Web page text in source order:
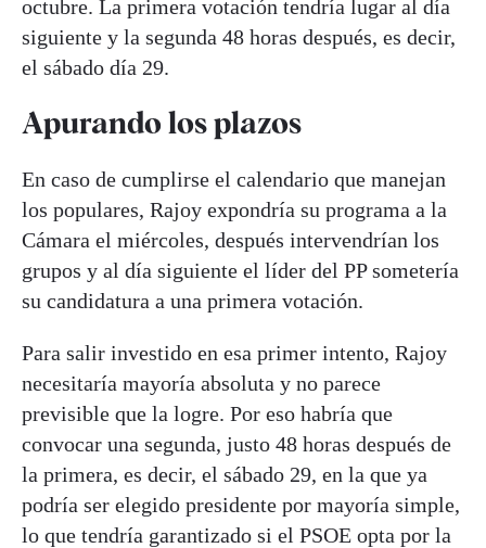
octubre. La primera votación tendría lugar al día
siguiente y la segunda 48 horas después, es decir,
el sábado día 29.
Apurando los plazos
En caso de cumplirse el calendario que manejan
los populares, Rajoy expondría su programa a la
Cámara el miércoles, después intervendrían los
grupos y al día siguiente el líder del PP sometería
su candidatura a una primera votación.
Para salir investido en esa primer intento, Rajoy
necesitaría mayoría absoluta y no parece
previsible que la logre. Por eso habría que
convocar una segunda, justo 48 horas después de
la primera, es decir, el sábado 29, en la que ya
podría ser elegido presidente por mayoría simple,
lo que tendría garantizado si el PSOE opta por la